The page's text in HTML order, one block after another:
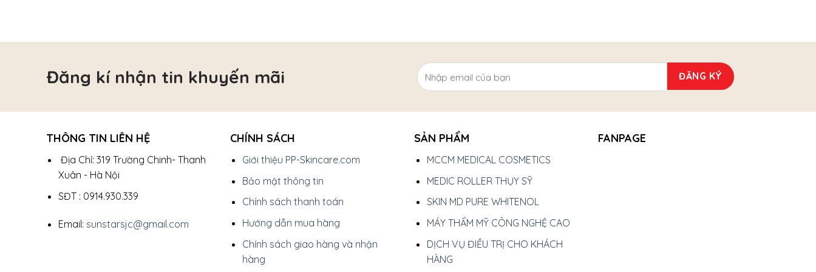
Đăng kí nhận tin khuyến mãi
THÔNG TIN LIÊN HỆ
Địa Chỉ: 319 Trường Chinh- Thanh
Xuân - Hà Nội
SĐT : 0914.930.339
Email: sunstarsjc@gmail.com
CHÍNH SÁCH
Giới thiệu PP-Skincare.com
Bảo mật thông tin
Chính sách thanh toán
Hướng dẫn mua hàng
Chính sách giao hàng và nhận
hàng
SẢN PHẨM
MCCM MEDICAL COSMETICS
MEDIC ROLLER THỤY SỸ
SKIN MD PURE WHITENOL
MÁY THẨM MỸ CÔNG NGHỆ CAO
DỊCH VỤ ĐIỀU TRỊ CHO KHÁCH
HÀNG
FANPAGE